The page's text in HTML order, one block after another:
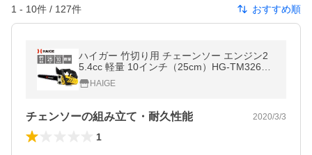
1 - 10件 / 127件 おすすめ順
ハイガー 竹切り用 チェーンソー エンジン2
5.4cc 軽量 10インチ（25cm）HG-TM32600
A 1年保証
HAIGE
チェンソーの組み立て・耐久性能 2020/3/3
1